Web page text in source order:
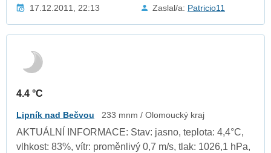
17.12.2011, 22:13 Zaslal/a: Patricio11
4.4 °C
Lipník nad Bečvou 233 mnm / Olomoucký kraj
AKTUÁLNÍ INFORMACE: Stav: jasno, teplota: 4,4°C,
vlhkost: 83%, vítr: proměnlivý 0,7 m/s, tlak: 1026,1 hPa,